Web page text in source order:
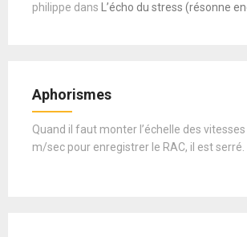
philippe dans L’écho du stress (résonne
Aphorismes
Quand il faut monter l’échelle des vitesses
m/sec pour enregistrer le RAC, il est serré.